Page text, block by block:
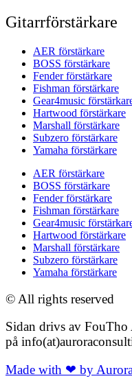
Gitarrförstärkare
AER förstärkare
BOSS förstärkare
Fender förstärkare
Fishman förstärkare
Gear4music
Hartwood förstärkare
Marshall förstärkare
Subzero förstärkare
Yamaha förstärkare
AER förstärkare
BOSS förstärkare
Fender förstärkare
Fishman förstärkare
Gear4music
Hartwood förstärkare
Marshall förstärkare
Subzero förstärkare
Yamaha förstärkare
© All rights reserved
Sidan drivs av
på
Made with ❤ by